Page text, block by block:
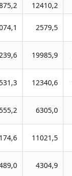
12410,2
2579,5
19985,9
12340,6
6305,0
11021,5
4304,9